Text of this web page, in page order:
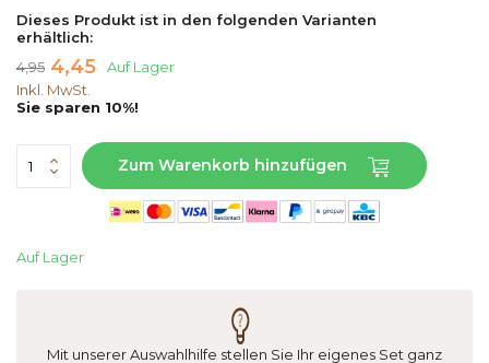
Dieses Produkt ist in den folgenden Varianten
erhältlich:
4,95 4,45
Auf Lager
Inkl. MwSt.
Sie sparen 10%!
Zum Warenkorb hinzufügen
Auf Lager
Mit unserer Auswahlhilfe stellen Sie Ihr eigenes Set ganz